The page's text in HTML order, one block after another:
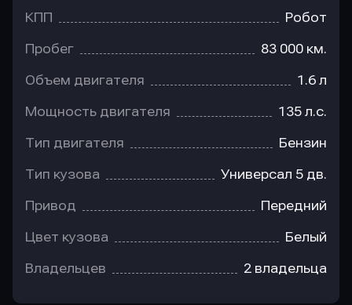
КПП Робот
Пробег 83 000 км.
Объем двигателя 1.6 л
Мощность двигателя 135 л.с.
Тип двигателя Бензин
Тип кузова Универсал 5 дв.
Привод Передний
Цвет кузова Белый
Владельцев 2 владельца